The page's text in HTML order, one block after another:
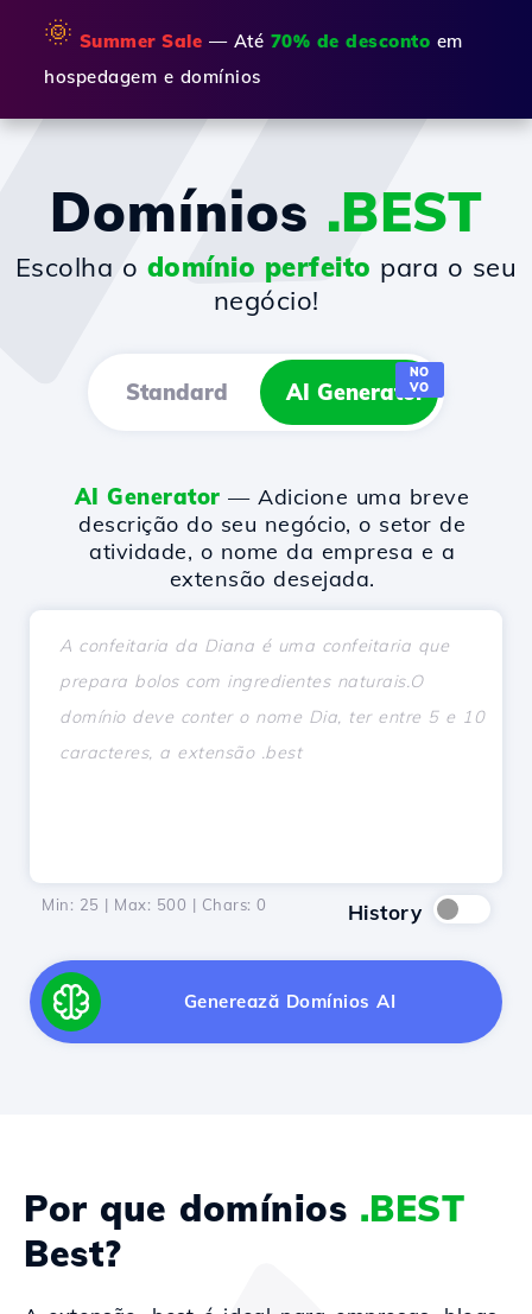
🌞 Summer Sale — Até 70% de desconto em
hospedagem e domínios
Domínios .BEST
Escolha o domínio perfeito para o seu
negócio!
Standard AI Generator
NO
VO
AI Generator — Adicione uma breve
descrição do seu negócio, o setor de
atividade, o nome da empresa e a
extensão desejada.
Min: 25 | Max: 500 | Chars: 0 History
Generează Domínios AI
Por que domínios .BEST
Best?